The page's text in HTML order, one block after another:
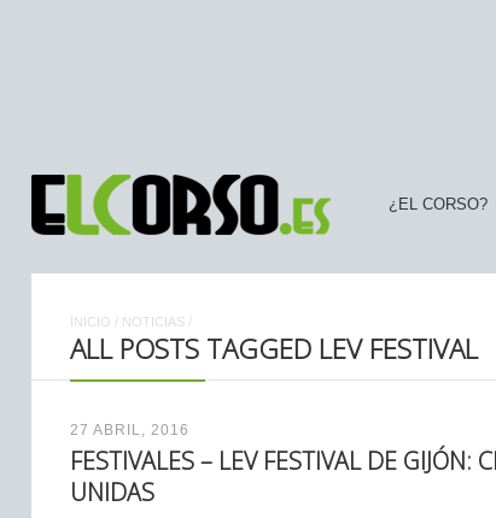
¿EL CORSO?
INICIO / NOTICIAS /
ALL POSTS TAGGED LEV FESTIVAL
27 ABRIL, 2016
FESTIVALES – LEV FESTIVAL DE GIJÓN:
UNIDAS